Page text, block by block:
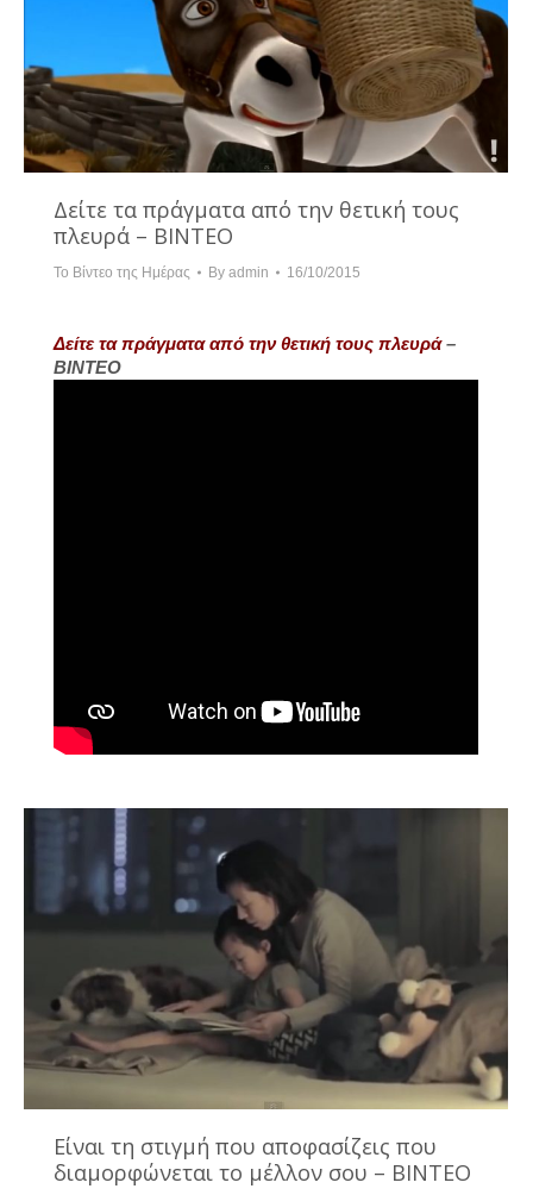
Δείτε τα πράγματα από την θετική τους
πλευρά – ΒΙΝΤΕΟ
Το Βίντεο της Ημέρας By admin 16/10/2015
Δείτε τα πράγματα από την θετική τους πλευρά–
ΒΙΝΤΕΟ
Είναι τη στιγμή που αποφασίζεις που
διαμορφώνεται το μέλλον σου – ΒΙΝΤΕΟ